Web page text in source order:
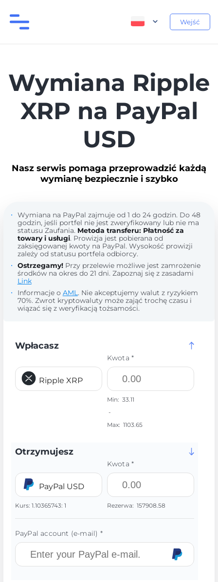
Wejść
Wymiana Ripple
XRP na PayPal
USD
Nasz serwis pomaga przeprowadzić każdą
wymianę bezpiecznie i szybko
Wymiana na PayPal zajmuje od 1 do 24 godzin. Do 48
godzin, jeśli portfel nie jest zweryfikowany lub nie ma
statusu Zaufania. Metoda transferu: Płatność za
towary i usługi. Prowizja jest pobierana od
zaksięgowanej kwoty na PayPal. Wysokość prowizji
zależy od statusu portfela odbiorcy.
Ostrzegamy!Przy przelewie możliwe jest zamrożenie
środków na okres do 21 dni. Zapoznaj się z zasadami
Link
Informacje o AML. Nie akceptujemy walut z ryzykiem
70%. Zwrot kryptowaluty może zająć trochę czasu i
wiązać się z weryfikacją tożsamości.
Wpłacasz
Ripple XRP
Kwota *
Min: 33.11
-
Max: 1103.65
Otrzymujesz
PayPal USD
Kurs: 1.10365743: 1
Kwota *
Rezerwa: 157908.58
PayPal account (e-mail) *